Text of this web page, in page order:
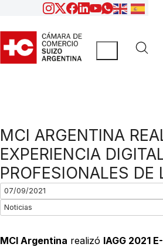
MCI ARGENTINA
EXPERIENCIA
PROFESIONALES DE
07/09/2021
Noticias
MCI Argentina realizó IAGG 2021